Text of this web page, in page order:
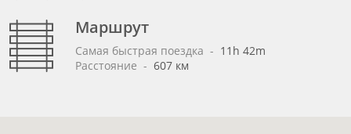
Маршрут
Самая быстрая поездка - 11h 42m
Расстояние - 607 км